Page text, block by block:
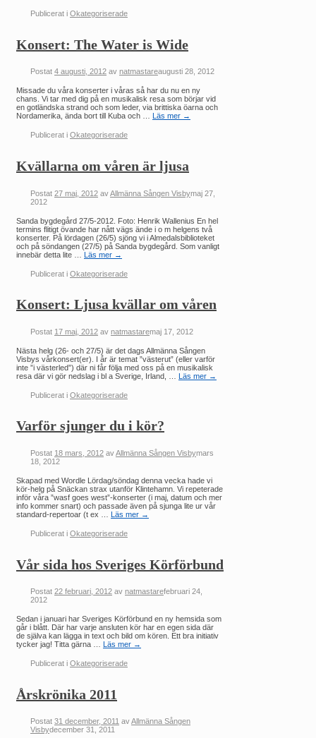
Publicerat i Okategoriserade
Konsert: The Water is Wide
Postat 4 augusti, 2012 av natmastareaugusti 28, 2012
Missade du våra konserter i våras så har du nu en ny
chans. Vi tar med dig på en musikalisk resa som börjar vid
en gotländska strand och som leder, via brittiska öarna och
Nordamerika, ända bort till Kuba och …
Läs mer →
Publicerat i Okategoriserade
Kvällarna om våren är ljusa
Postat 27 maj, 2012 avAllmänna Sången Visbymaj 27,
2012
Sanda bygdegård 27/5-2012. Foto: Henrik Wallenius En hel
termins flitigt övande har nått vägs ände i o m helgens två
konserter. På lördagen (26/5) sjöng vi i Almedalsbiblioteket
och på söndangen (27/5) på Sanda bygdegård. Som vanligt
innebär detta lite … Läs mer →
Publicerat i Okategoriserade
Konsert: Ljusa kvällar om våren
Postat 17 maj, 2012 av natmastaremaj 17, 2012
Nästa helg (26- och 27/5) är det dags Allmänna Sången
Visbys vårkonsert(er). I år är temat ”västerut” (eller varför
inte ”i västerled”) där ni får följa med oss på en musikalisk
resa där vi gör nedslag i bl a Sverige, Irland, … Läs mer →
Publicerat i Okategoriserade
Varför sjunger du i kör?
Postat 18 mars, 2012 avAllmänna Sången Visbymars
18, 2012
Skapad med Wordle Lördag/söndag denna vecka hade vi
kör-helg på Snäckan strax utanför Klintehamn. Vi repeterade
inför våra ”wasf goes west”-konserter (i maj, datum och mer
info kommer snart) och passade även på sjunga lite ur vår
standard-repertoar (t ex … Läs mer →
Publicerat i Okategoriserade
Vår sida hos Sveriges Körförbund
Postat 22 februari, 2012 av natmastarefebruari 24,
2012
Sedan i januari har Sveriges Körförbund en ny hemsida som
går i blått. Där har varje ansluten kör har en egen sida där
de själva kan lägga in text och bild om kören. Ett bra initiativ
tycker jag! Titta gärna … Läs mer →
Publicerat i Okategoriserade
Årskrönika 2011
Postat 31 december, 2011 avAllmänna Sången
Visbydecember 31, 2011